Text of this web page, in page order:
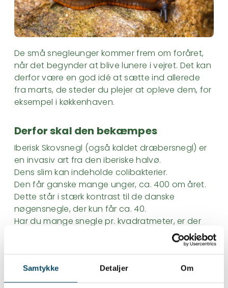
Samtykke Detaljer Om
De små snegleunger kommer frem om foråret,
når det begynder at blive lunere i vejret. Det kan
derfor være en god idé at sætte ind allerede
fra marts, de steder du plejer at opleve dem, for
eksempel i køkkenhaven.
Derfor skal den bekæmpes
Iberisk Skovsnegl (også kaldet dræbersnegl) er
en invasiv art fra den iberiske halvø.
Dens slim kan indeholde colibakterier.
Den får ganske mange unger, ca. 400 om året.
Dette står i stærk kontrast til de danske
nøgensnegle, der kun får ca. 40.
Har du mange snegle pr. kvadratmeter, er der
derfor stor sandsynlighed for, at det er
Sådan genkender du den